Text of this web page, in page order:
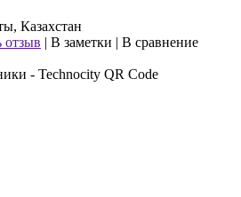
Казахстан
отзыв | В заметки | В сравнение